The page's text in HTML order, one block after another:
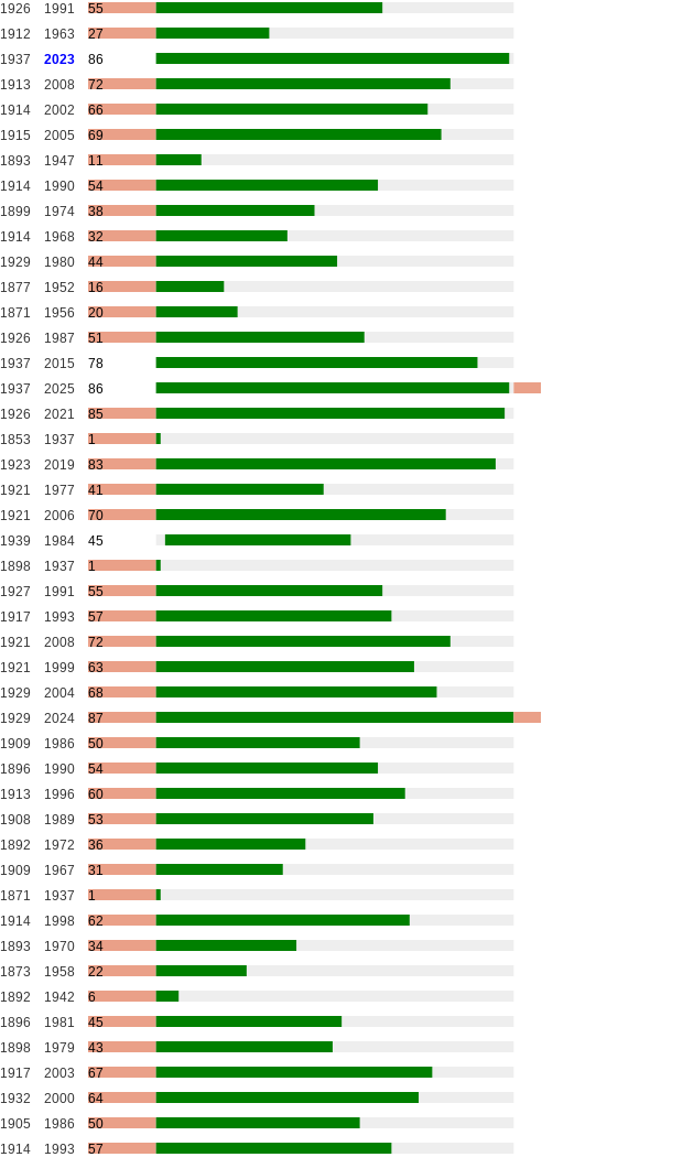
1926 1991
55
1912 1963
27
1937 2023
86
1913 2008
72
1914 2002
66
1915 2005
69
1893 1947
11
1914 1990
54
1899 1974
38
1914 1968
32
1929 1980
44
1877 1952
16
1871 1956
20
1926 1987
51
1937 2015
78
1937 2025
86
1926 2021
85
1853 1937
1
1923 2019
83
1921 1977
41
1921 2006
70
1939 1984
45
1898 1937
1
1927 1991
55
1917 1993
57
1921 2008
72
1921 1999
63
1929 2004
68
1929 2024
87
1909 1986
50
1896 1990
54
1913 1996
60
1908 1989
53
1892 1972
36
1909 1967
31
1871 1937
1
1914 1998
62
1893 1970
34
1873 1958
22
1892 1942
6
1896 1981
45
1898 1979
43
1917 2003
67
1932 2000
64
1905 1986
50
1914 1993
57